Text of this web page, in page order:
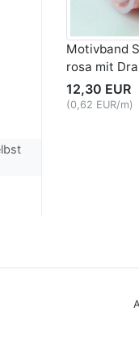
Motivband
rosa mit
12,30 EUR
(0,62 EUR/m)